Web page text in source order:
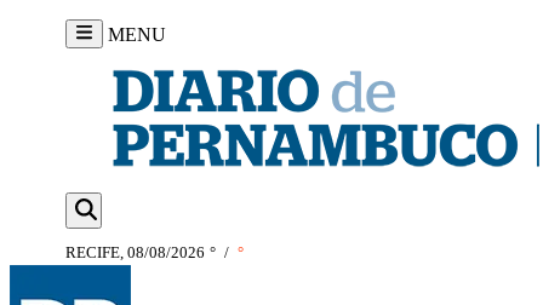
MENU
RECIFE, 08/08/2026 ° / °